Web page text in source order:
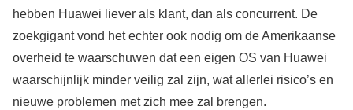
hebben Huawei liever als klant, dan als concurrent. De
zoekgigant vond het echter ook nodig om de Amerikaanse
overheid te waarschuwen dat een eigen OS van Huawei
waarschijnlijk minder veilig zal zijn, wat allerlei risico’s en
nieuwe problemen met zich mee zal brengen.